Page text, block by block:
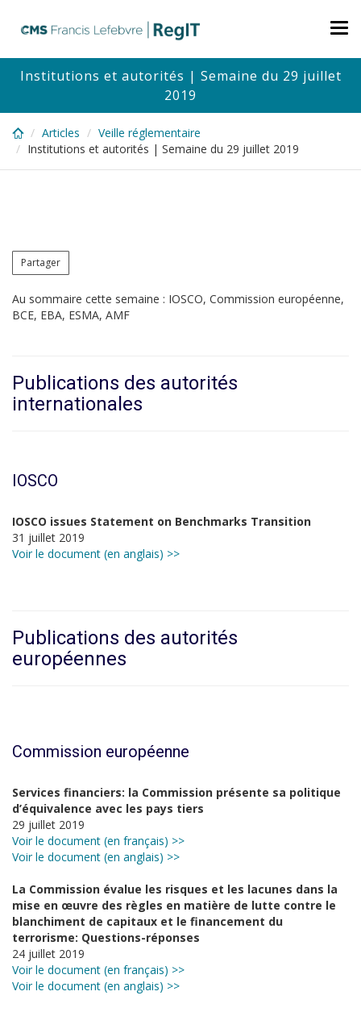
content
Institutions et autorités | Semaine du 29 juillet
2019
Articles
Veille réglementaire
Institutions et autorités | Semaine du 29 juillet 2019
Partager
Au sommaire cette semaine : IOSCO, Commission européenne,
BCE, EBA, ESMA, AMF
Publications des autorités
internationales
IOSCO
IOSCO issues Statement on Benchmarks Transition
31 juillet 2019
Voir le document (en anglais) >>
Publications des autorités
européennes
Commission européenne
Services financiers: la Commission présente sa politique
d’équivalence avec les pays tiers
29 juillet 2019
Voir le document (en français) >>
Voir le document (en anglais) >>
La Commission évalue les risques et les lacunes dans la
mise en œuvre des règles en matière de lutte contre le
blanchiment de capitaux et le financement du
terrorisme: Questions-réponses
24 juillet 2019
Voir le document (en français) >>
Voir le document (en anglais) >>